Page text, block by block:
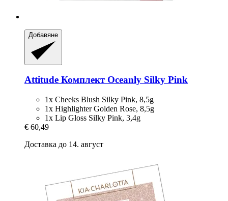
Добавяне
Attitude Комплект Oceanly Silky Pink
1x Cheeks Blush Silky Pink, 8,5g
1x Highlighter Golden Rose, 8,5g
1x Lip Gloss Silky Pink, 3,4g
€ 60,49
Доставка до 14. август